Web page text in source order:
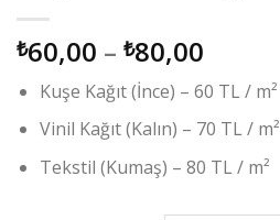
₺60,00 – ₺80,00
Kuşe Kağıt (İnce) – 60 TL / m²
Vinil Kağıt (Kalın) – 70 TL / m²
Tekstil (Kumaş) – 80 TL / m²